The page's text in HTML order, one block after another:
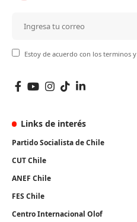
Estoy de acuerdo con los terminos
Links de interés
Partido Socialista de Chile
CUT Chile
ANEF Chile
FES Chile
Centro Internacional Olof